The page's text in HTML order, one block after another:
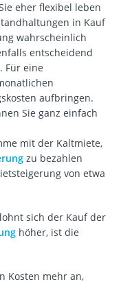
eher flexibel leben
in Kauf
wahrscheinlich
entscheidend
Für eine
aufbringen.
Sie ganz einfach
mit der Kaltmiete,
zu bezahlen
von etwa
sich der Kauf der
höher, ist die
Kosten mehr an,